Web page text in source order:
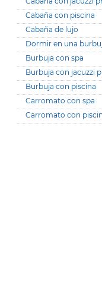
Cabaña con piscina
Cabaña de lujo
Dormir en una
Burbuja con spa
Burbuja con jacuzzi
Burbuja con piscina
Carromato con spa
Carromato con